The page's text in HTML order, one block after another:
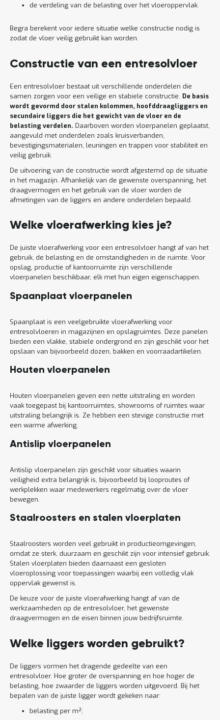
de verdeling van de belasting over het vloeroppervlak.
Begra berekent voor iedere situatie welke constructie nodig is
zodat de vloer veilig gebruikt kan worden.
Constructie van een entresolvloer
Een entresolvloer bestaat uit verschillende onderdelen die
samen zorgen voor een veilige en stabiele constructie. De basis
wordt gevormd door stalen kolommen, hoofddraagliggers en
secundaire liggers die het gewicht van de vloer en de
belasting verdelen. Daarboven worden vloerpanelen geplaatst,
aangevuld met onderdelen zoals kruisverbanden,
bevestigingsmaterialen, leuningen en trappen voor stabiliteit en
veilig gebruik.
De uitvoering van de constructie wordt afgestemd op de situatie
in het magazijn. Afhankelijk van de gewenste overspanning, het
draagvermogen en het gebruik van de vloer worden de
afmetingen van de liggers en andere onderdelen bepaald.
Welke vloerafwerking kies je?
De juiste vloerafwerking voor een entresolvloer hangt af van het
gebruik, de belasting en de omstandigheden in de ruimte. Voor
opslag, productie of kantoorruimte zijn verschillende
vloerpanelen beschikbaar, elk met hun eigen eigenschappen.
Spaanplaat vloerpanelen
Spaanplaat is een veelgebruikte vloerafwerking voor
entresolvloeren in magazijnen en opslagruimtes. Deze panelen
bieden een vlakke, stabiele ondergrond en zijn geschikt voor het
opslaan van bijvoorbeeld dozen, bakken en voorraadartikelen.
Houten vloerpanelen
Houten vloerpanelen geven een nette uitstraling en worden
vaak toegepast bij kantoorruimtes, showrooms of ruimtes waar
uitstraling belangrijk is. Ze hebben een stevige constructie met
een warme afwerking.
Antislip vloerpanelen
Antislip vloerpanelen zijn geschikt voor situaties waarin
veiligheid extra belangrijk is, bijvoorbeeld bij looproutes of
werkplekken waar medewerkers regelmatig over de vloer
bewegen.
Staalroosters en stalen vloerplaten
Staalroosters worden veel gebruikt in productieomgevingen,
omdat ze sterk, duurzaam en geschikt zijn voor intensief gebruik.
Stalen vloerplaten bieden daarnaast een gesloten
vloeroplossing voor toepassingen waarbij een volledig vlak
oppervlak gewenst is.
De keuze voor de juiste vloerafwerking hangt af van de
werkzaamheden op de entresolvloer, het gewenste
draagvermogen en de eisen binnen jouw bedrijfsruimte.
Welke liggers worden gebruikt?
De liggers vormen het dragende gedeelte van een
entresolvloer. Hoe groter de overspanning en hoe hoger de
belasting, hoe zwaarder de liggers worden uitgevoerd. Bij het
bepalen van de juiste ligger wordt gekeken naar:
belasting per m²;